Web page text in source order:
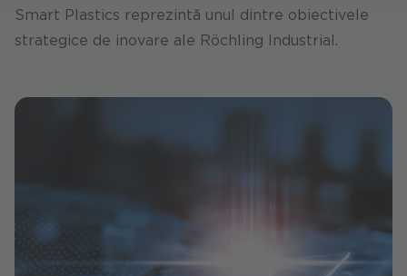
Smart Plastics reprezintă unul dintre obiectivele
strategice de inovare ale Röchling Industrial.